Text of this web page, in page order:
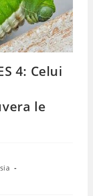
4: Celui
le